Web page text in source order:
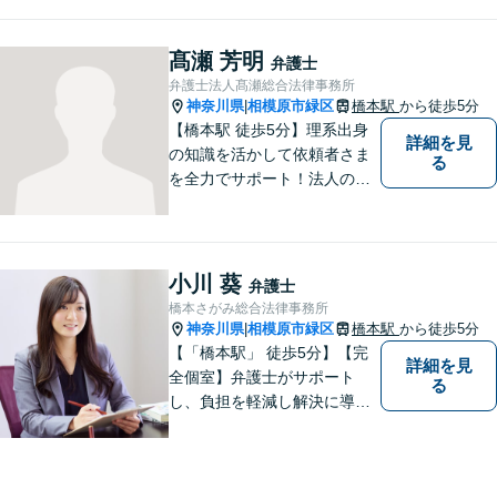
です。まずはお気軽にご相談
ください。【子連れ相談OK】
髙瀬 芳明 弁護士
弁護士法人髙瀬総合法律事務所
神奈川県|相模原市緑区 橋本駅 から徒歩5分
【橋本駅 徒歩5分】理系出身
の知識を活かして依頼者さま
を全力でサポート！法人のお
したいことを整理しながら導
き出します。
詳細を見
る
小川 葵 弁護士
橋本さがみ総合法律事務所
神奈川県|相模原市緑区 橋本駅 から徒歩5分
【「橋本駅」 徒歩5分】【完
全個室】弁護士がサポート
し、負担を軽減し解決に導き
詳細を見
る